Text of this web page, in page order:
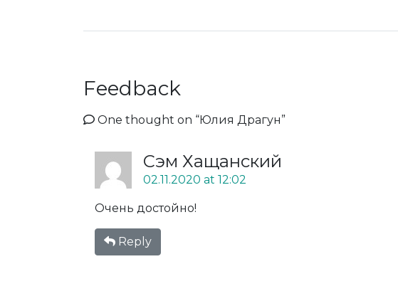
Feedback
One thought on “Юлия Драгун”
Сэм Хащанский
02.11.2020 at 12:02
Очень достойно!
Reply